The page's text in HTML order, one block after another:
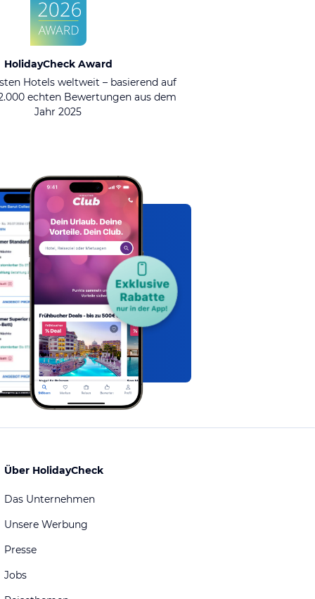
HolidayCheck Award
Hotels weltweit – basierend auf
echten Bewertungen aus dem
Jahr 2025
Über HolidayCheck
Das Unternehmen
Unsere Werbung
Presse
Jobs